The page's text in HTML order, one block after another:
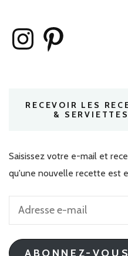
InstagramPinterest
RECEVOIR LES
&
Saisissez votre e-mail et
qu'une nouvelle recette est
Adresse
mail
ABONNEZ-VOUS